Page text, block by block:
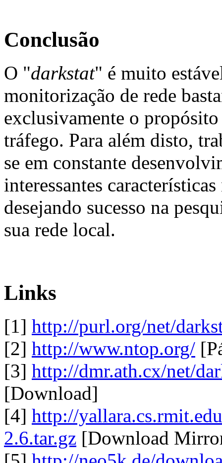
Conclusão
O "darkstat" é muito
monitorização de rede
exclusivamente o
tráfego. Para além disto,
se em constante
interessantes
desejando sucesso na
sua rede local.
Links
[1] http://purl.org/net/
[2] http://www.ntop.org/
[3] http://dmr.ath.cx/net/
[Download]
[4] http://
2.6.tar.gz [Download